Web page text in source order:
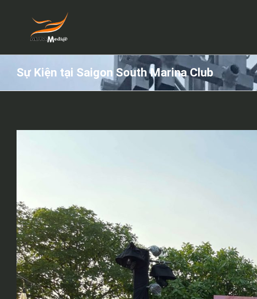
Sự Kiện tại Saigon South Marina Club